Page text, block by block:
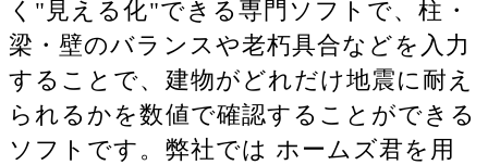
く"見える化"できる専門ソフトで、柱・
梁・壁のバランスや老朽具合などを入力
することで、建物がどれだけ地震に耐え
られるかを数値で確認することができる
ソフトです。弊社では ホームズ君を用